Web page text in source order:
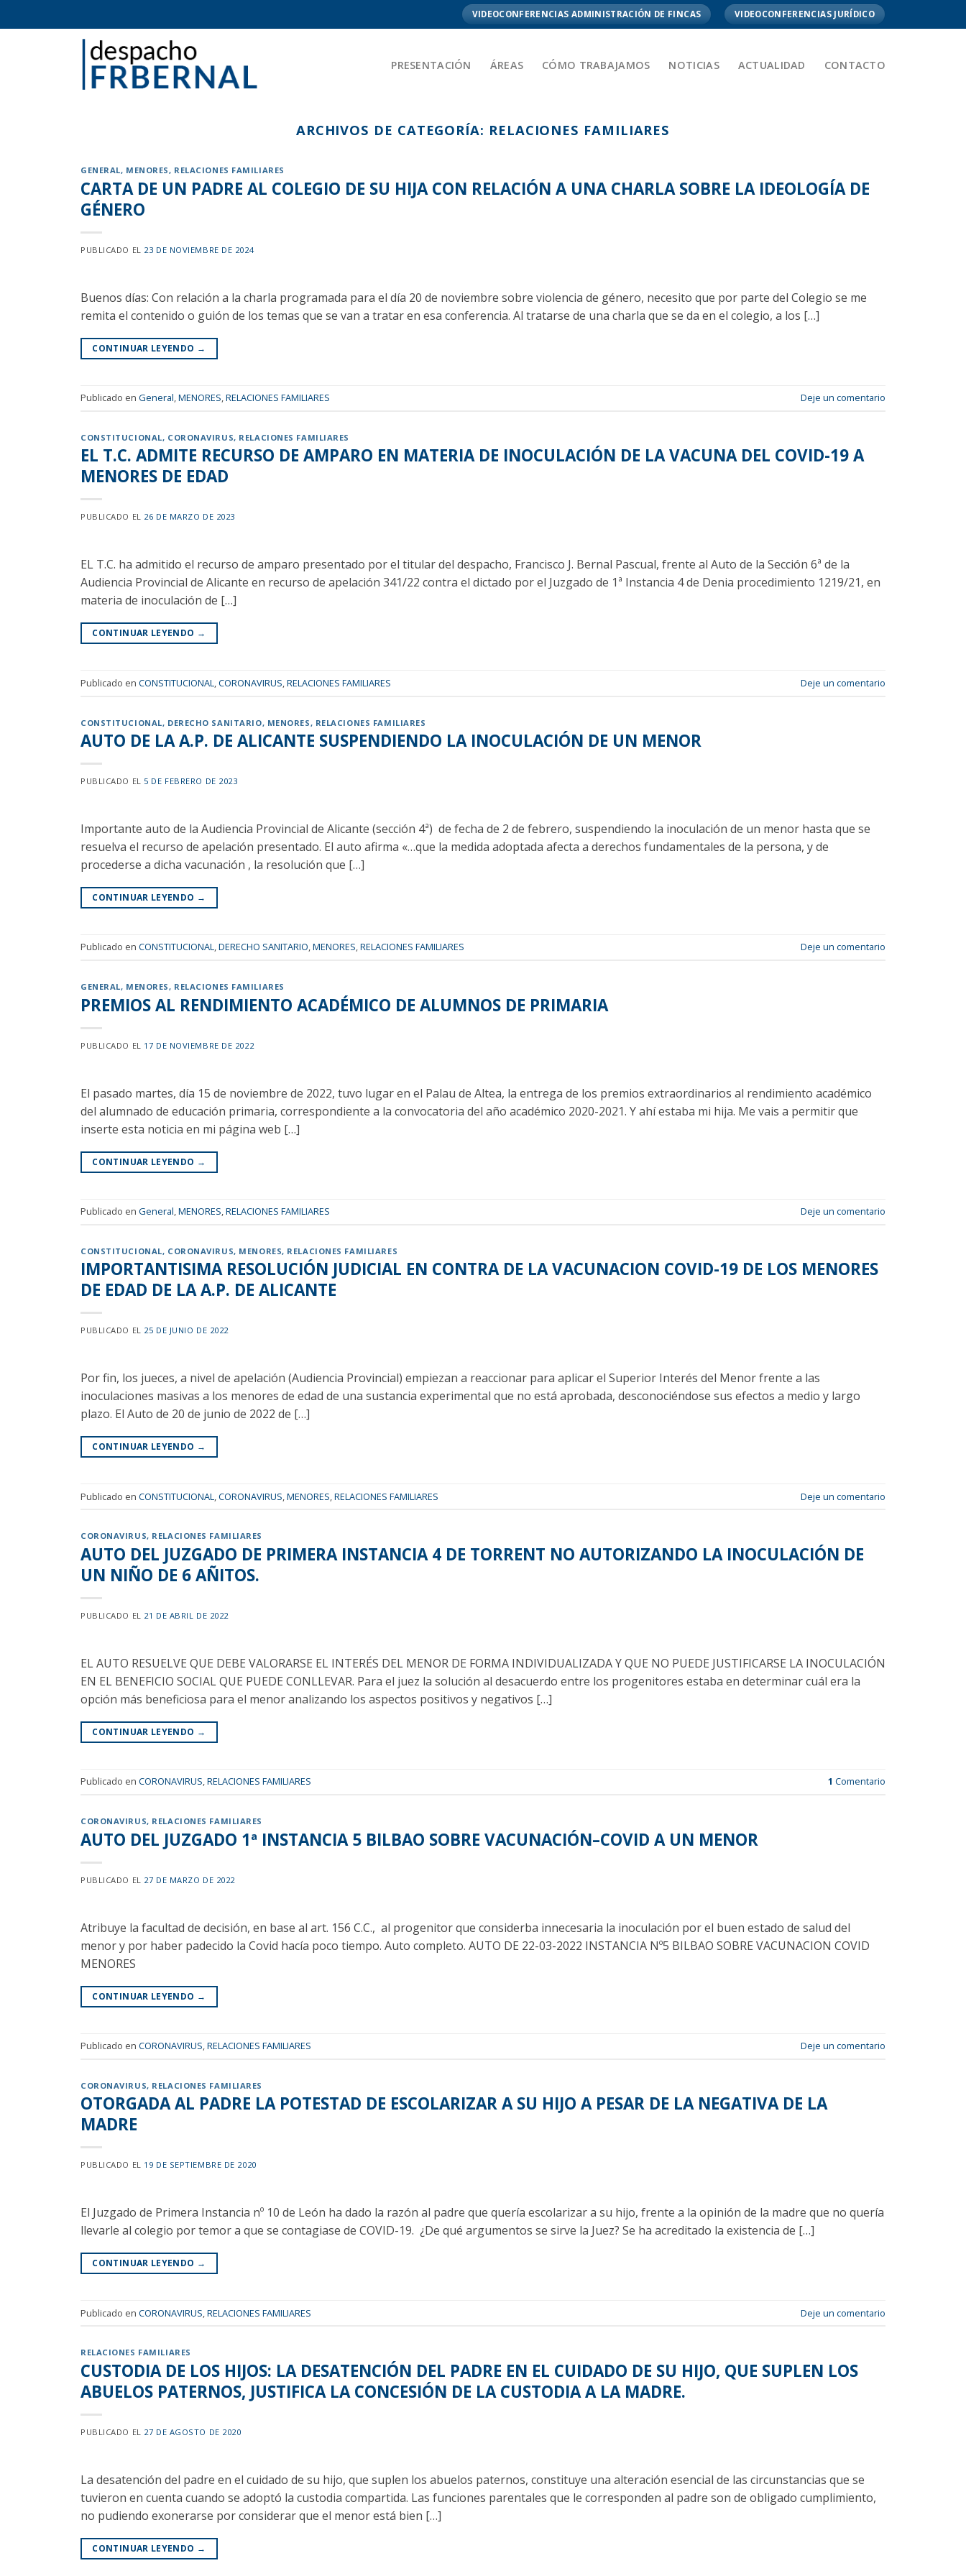
to
VIDEOCONFERENCIAS ADMINISTRACIÓN DE FINCAS VIDEOCONFERENCIAS JURÍDICO
PRESENTACIÓN ÁREAS CÓMO TRABAJAMOS NOTICIAS ACTUALIDAD CONTACTO
ARCHIVOS DE CATEGORÍA: RELACIONES FAMILIARES
GENERAL, MENORES, RELACIONES FAMILIARES
CARTA DE UN PADRE AL COLEGIO DE SU HIJA CON RELACIÓN A UNA CHARLA SOBRE LA IDEOLOGÍA DE
GÉNERO
PUBLICADO EL 23 DE NOVIEMBRE DE 2024
Buenos días: Con relación a la charla programada para el día 20 de noviembre sobre violencia de género, necesito que por parte del Colegio se me
remita el contenido o guión de los temas que se van a tratar en esa conferencia. Al tratarse de una charla que se da en el colegio, a los […]
CONTINUAR LEYENDO →
Publicado en General,MENORES,RELACIONES FAMILIARES Deje un comentario
CONSTITUCIONAL, CORONAVIRUS, RELACIONES FAMILIARES
EL T.C. ADMITE RECURSO DE AMPARO EN MATERIA DE INOCULACIÓN DE LA VACUNA DEL COVID-19 A
MENORES DE EDAD
PUBLICADO EL 26 DE MARZO DE 2023
EL T.C. ha admitido el recurso de amparo presentado por el titular del despacho, Francisco J. Bernal Pascual, frente al Auto de la Sección 6ª de la
Audiencia Provincial de Alicante en recurso de apelación 341/22 contra el dictado por el Juzgado de 1ª Instancia 4 de Denia procedimiento 1219/21, en
materia de inoculación de […]
CONTINUAR LEYENDO →
Publicado en CONSTITUCIONAL,CORONAVIRUS,RELACIONES FAMILIARES Deje un comentario
CONSTITUCIONAL, DERECHO SANITARIO, MENORES, RELACIONES FAMILIARES
AUTO DE LA A.P. DE ALICANTE SUSPENDIENDO LA INOCULACIÓN DE UN MENOR
PUBLICADO EL 5 DE FEBRERO DE 2023
Importante auto de la Audiencia Provincial de Alicante (sección 4ª) de fecha de 2 de febrero, suspendiendo la inoculación de un menor hasta que se
resuelva el recurso de apelación presentado. El auto afirma «…que la medida adoptada afecta a derechos fundamentales de la persona, y de
procederse a dicha vacunación , la resolución que […]
CONTINUAR LEYENDO →
Publicado en CONSTITUCIONAL,DERECHO SANITARIO,MENORES,RELACIONES FAMILIARES Deje un comentario
GENERAL, MENORES, RELACIONES FAMILIARES
PREMIOS AL RENDIMIENTO ACADÉMICO DE ALUMNOS DE PRIMARIA
PUBLICADO EL 17 DE NOVIEMBRE DE 2022
El pasado martes, día 15 de noviembre de 2022, tuvo lugar en el Palau de Altea, la entrega de los premios extraordinarios al rendimiento académico
del alumnado de educación primaria, correspondiente a la convocatoria del año académico 2020-2021. Y ahí estaba mi hija. Me vais a permitir que
inserte esta noticia en mi página web […]
CONTINUAR LEYENDO →
Publicado en General,MENORES,RELACIONES FAMILIARES Deje un comentario
CONSTITUCIONAL, CORONAVIRUS, MENORES, RELACIONES FAMILIARES
IMPORTANTISIMA RESOLUCIÓN JUDICIAL EN CONTRA DE LA VACUNACION COVID-19 DE LOS MENORES
DE EDAD DE LA A.P. DE ALICANTE
PUBLICADO EL 25 DE JUNIO DE 2022
Por fin, los jueces, a nivel de apelación (Audiencia Provincial) empiezan a reaccionar para aplicar el Superior Interés del Menor frente a las
inoculaciones masivas a los menores de edad de una sustancia experimental que no está aprobada, desconociéndose sus efectos a medio y largo
plazo. El Auto de 20 de junio de 2022 de […]
CONTINUAR LEYENDO →
Publicado en CONSTITUCIONAL,CORONAVIRUS,MENORES,RELACIONES FAMILIARES Deje un comentario
CORONAVIRUS, RELACIONES FAMILIARES
AUTO DEL JUZGADO DE PRIMERA INSTANCIA 4 DE TORRENT NO AUTORIZANDO LA INOCULACIÓN DE
UN NIÑO DE 6 AÑITOS.
PUBLICADO EL 21 DE ABRIL DE 2022
EL AUTO RESUELVE QUE DEBE VALORARSE EL INTERÉS DEL MENOR DE FORMA INDIVIDUALIZADA Y QUE NO PUEDE JUSTIFICARSE LA INOCULACIÓN
EN EL BENEFICIO SOCIAL QUE PUEDE CONLLEVAR. Para el juez la solución al desacuerdo entre los progenitores estaba en determinar cuál era la
opción más beneficiosa para el menor analizando los aspectos positivos y negativos […]
CONTINUAR LEYENDO →
Publicado en CORONAVIRUS,RELACIONES FAMILIARES 1 Comentario
CORONAVIRUS, RELACIONES FAMILIARES
AUTO DEL JUZGADO 1ª INSTANCIA 5 BILBAO SOBRE VACUNACIÓN–COVID A UN MENOR
PUBLICADO EL 27 DE MARZO DE 2022
Atribuye la facultad de decisión, en base al art. 156 C.C., al progenitor que considerba innecesaria la inoculación por el buen estado de salud del
menor y por haber padecido la Covid hacía poco tiempo. Auto completo. AUTO DE 22-03-2022 INSTANCIA Nº5 BILBAO SOBRE VACUNACION COVID
MENORES
CONTINUAR LEYENDO →
Publicado en CORONAVIRUS,RELACIONES FAMILIARES Deje un comentario
CORONAVIRUS, RELACIONES FAMILIARES
OTORGADA AL PADRE LA POTESTAD DE ESCOLARIZAR A SU HIJO A PESAR DE LA NEGATIVA DE LA
MADRE
PUBLICADO EL 19 DE SEPTIEMBRE DE 2020
El Juzgado de Primera Instancia nº 10 de León ha dado la razón al padre que quería escolarizar a su hijo, frente a la opinión de la madre que no quería
llevarle al colegio por temor a que se contagiase de COVID-19. ¿De qué argumentos se sirve la Juez? Se ha acreditado la existencia de […]
CONTINUAR LEYENDO →
Publicado en CORONAVIRUS,RELACIONES FAMILIARES Deje un comentario
RELACIONES FAMILIARES
CUSTODIA DE LOS HIJOS: LA DESATENCIÓN DEL PADRE EN EL CUIDADO DE SU HIJO, QUE SUPLEN LOS
ABUELOS PATERNOS, JUSTIFICA LA CONCESIÓN DE LA CUSTODIA A LA MADRE.
PUBLICADO EL 27 DE AGOSTO DE 2020
La desatención del padre en el cuidado de su hijo, que suplen los abuelos paternos, constituye una alteración esencial de las circunstancias que se
tuvieron en cuenta cuando se adoptó la custodia compartida. Las funciones parentales que le corresponden al padre son de obligado cumplimiento,
no pudiendo exonerarse por considerar que el menor está bien […]
CONTINUAR LEYENDO →